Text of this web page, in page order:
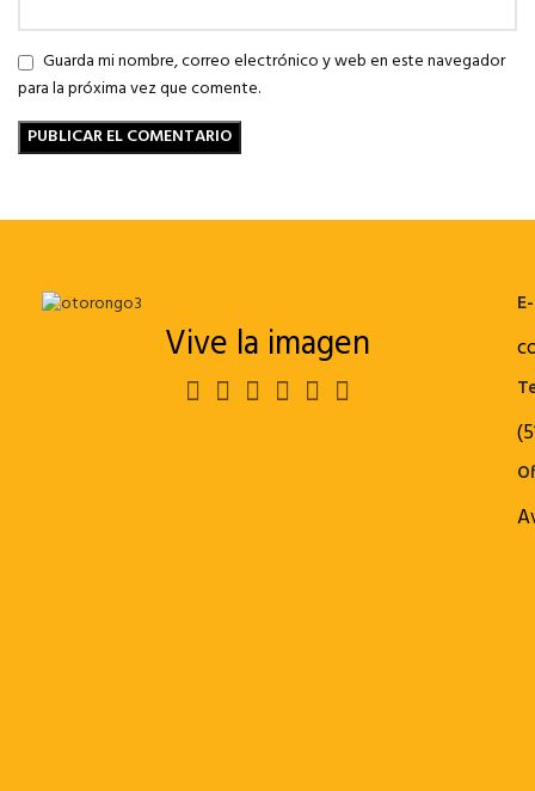
Guarda mi nombre, correo electrónico y web en este navegador
para la próxima vez que comente.
Vive la imagen